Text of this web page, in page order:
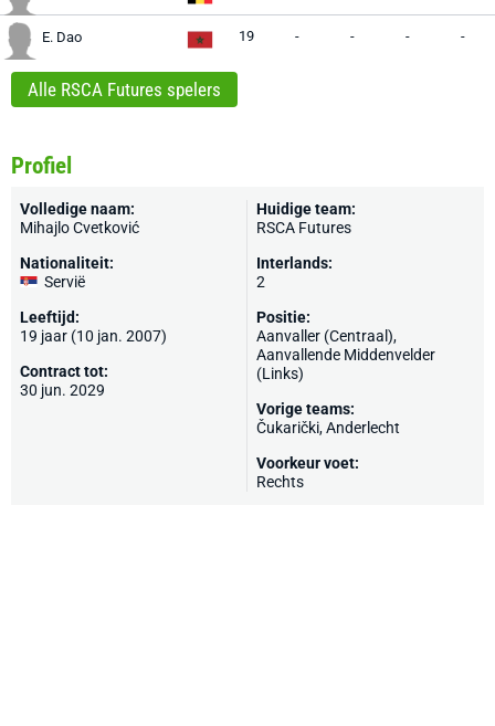
E. Dao 19 - - - -
Alle RSCA Futures spelers
Profiel
Volledige naam:
Mihajlo Cvetković
Nationaliteit:
Servië
Leeftijd:
19 jaar (10 jan. 2007)
Contract tot:
30 jun. 2029
Huidige team:
RSCA Futures
Interlands:
2
Positie:
Aanvaller (Centraal),
Aanvallende Middenvelder
(Links)
Vorige teams:
Čukarički,Anderlecht
Voorkeur voet:
Rechts